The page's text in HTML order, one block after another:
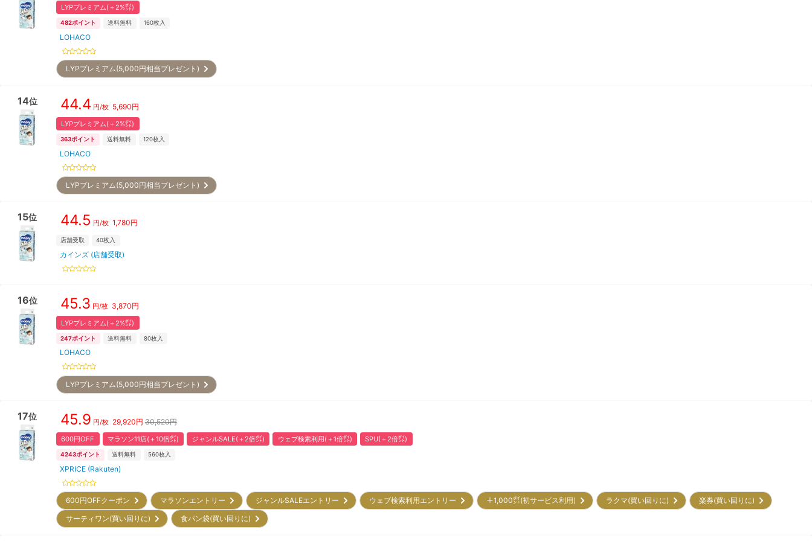
LYPプレミアム(＋2%㌽)
482ポイント 送料無料 160枚入
LOHACO
LYPプレミアム(5,000円相当プレゼント)
14位 44.4 円/枚 5,690円
LYPプレミアム(＋2%㌽)
363ポイント 送料無料 120枚入
LOHACO
LYPプレミアム(5,000円相当プレゼント)
15位 44.5 円/枚 1,780円
店舗受取 40枚入
カインズ (店舗受取)
16位 45.3 円/枚 3,870円
LYPプレミアム(＋2%㌽)
247ポイント 送料無料 80枚入
LOHACO
LYPプレミアム(5,000円相当プレゼント)
17位 45.9 円/枚 29,920円 30,520円
600円OFF マラソン11店(＋10倍㌽) ジャンルSALE(＋2倍㌽) ウェブ検索利用(＋1倍㌽) SPU(＋2倍㌽)
4243ポイント 送料無料 560枚入
XPRICE (Rakuten)
600円OFFクーポン マラソンエントリー ジャンルSALEエントリー ウェブ検索利用エントリー ＋1,000㌽(初サービス利用) ラクマ(買い回りに)
楽券(買い回りに)
サーティワン(買い回りに)
食パン袋(買い回りに)